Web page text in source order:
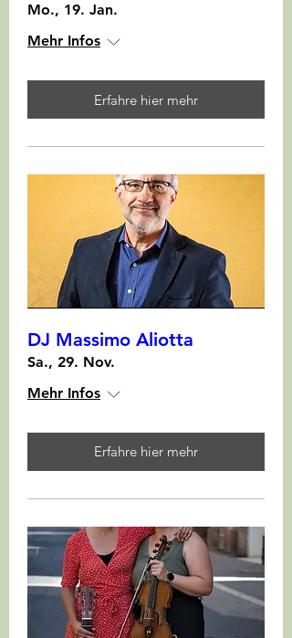
Mo., 19. Jan.
Mehr Infos
Erfahre hier mehr
DJ Massimo Aliotta
Sa., 29. Nov.
Mehr Infos
Erfahre hier mehr